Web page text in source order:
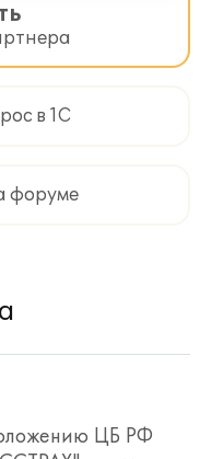
счетов-
"1С";
"1С";
копирование
облачное
в случае
в 1С
форуме
ЦБ РФ